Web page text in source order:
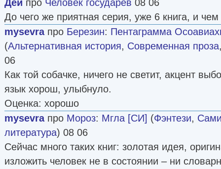
Дей про Человек государев 08 06
До чего же приятная серия, уже 6 книга, и
mysevraпро Березин: Пентаграмма
(Альтернативная история, Современная проза
06
Как той собачке, ничего не светит, акцент
язык хорош, улыбнуло.
Оценка: хорошо
mysevraпро Мороз: Мгла [СИ] (Фэнтези,
литература) 08 06
Сейчас много таких книг: золотая идея,
изложить человек не в состоянии – ни